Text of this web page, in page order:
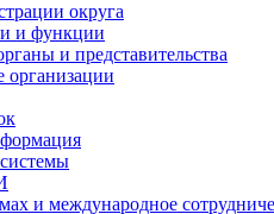
округа
и функции
и представительства
организации
и международное